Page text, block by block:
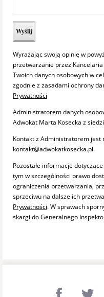
Wyrażając swoją opinię w
przetwarzanie przez
Twoich danych osobowych w
zgodnie z zasadami ochrony
Prywatności
Administratorem danych
Adwokat Marta Kosecka z
Kontakt z Administratorem jest
kontakt@adwokatkosecka.pl.
Pozostałe informacje
tym w szczególności prawo
ograniczenia przetwarzania,
sprzeciwu na dalsze ich
Prywatności. W sprawach
skargi do Generalnego